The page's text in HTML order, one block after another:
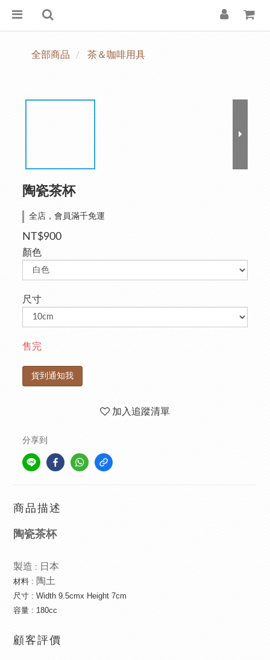
全部商品 茶＆咖啡用具
陶瓷茶杯
全店，會員滿千免運
NT$900
顏色
尺寸
售完
貨到通知我
加入追蹤清單
分享到
商品描述
陶瓷茶杯
製造 : 日本
材料 : 陶土
尺寸 : Width 9.5cmx Height 7cm
容量 : 180cc
顧客評價